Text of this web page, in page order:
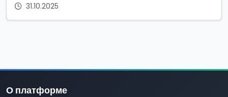
31.10.2025
О платформе